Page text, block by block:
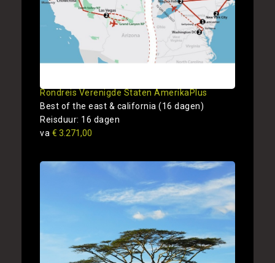
Rondreis Verenigde Staten AmerikaPlus
Best of the east & california (16 dagen)
Reisduur: 16 dagen
va € 3.271,00